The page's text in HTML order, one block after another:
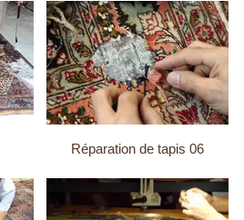
Réparation de tapis 06